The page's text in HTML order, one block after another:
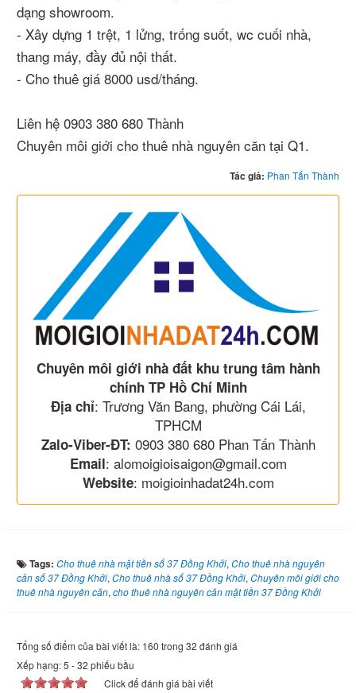
dạng showroom.
- Xây dựng 1 trệt, 1 lửng, trống suốt, wc cuối nhà,
thang máy, đầy đủ nội thất.
- Cho thuê giá 8000 usd/tháng.
Liên hệ 0903 380 680 Thành
Chuyên môi giới cho thuê nhà nguyên căn tại Q1.
Tác giả: Phan Tấn Thành
Chuyên môi giới nhà đất khu trung tâm hành
chính TP Hồ Chí Minh
Địa chỉ: Trương Văn Bang, phường Cái Lái,
TPHCM
Zalo-Viber-ĐT: 0903 380 680 Phan Tấn Thành
Email: alomoigioisaigon@gmail.com
Website: moigioinhadat24h.com
Tags: Cho thuê nhà mặt tiền số 37 Đồng Khởi, Cho thuê nhà nguyên
căn số 37 Đồng Khởi, Cho thuê nhà số 37 Đồng Khởi, Chuyên môi giới cho
thuê nhà nguyên căn, cho thuê nhà nguyên căn mặt tiền 37 Đồng Khởi
Tổng số điểm của bài viết là: 160 trong 32 đánh giá
Xếp hạng:5 -32 phiếu bầu
Click để đánh giá bài viết